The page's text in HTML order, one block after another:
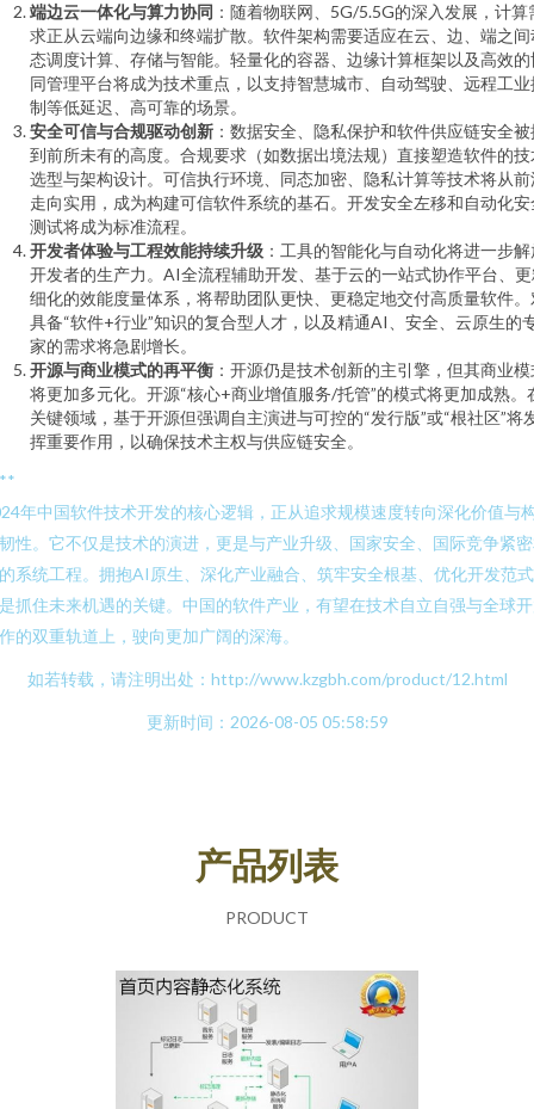
端边云一体化与算力协同 ：随着物联网、5G/5.5G的深入发展，计算
求正从云端向边缘和终端扩散。软件架构需要适应在云、边、端之间
态调度计算、存储与智能。轻量化的容器、边缘计算框架以及高效的
同管理平台将成为技术重点，以支持智慧城市、自动驾驶、远程工业
制等低延迟、高可靠的场景。
安全可信与合规驱动创新 ：数据安全、隐私保护和软件供应链安全
到前所未有的高度。合规要求（如数据出境法规）直接塑造软件的技
选型与架构设计。可信执行环境、同态加密、隐私计算等技术将从前
走向实用，成为构建可信软件系统的基石。开发安全左移和自动化安
测试将成为标准流程。
开发者体验与工程效能持续升级 ：工具的智能化与自动化将进一步
开发者的生产力。AI全流程辅助开发、基于云的一站式协作平台、
细化的效能度量体系，将帮助团队更快、更稳定地交付高质量软件。
具备“软件+行业”知识的复合型人才，以及精通AI、安全、云原生的
家的需求将急剧增长。
开源与商业模式的再平衡 ：开源仍是技术创新的主引擎，但其商业
将更加多元化。开源“核心+商业增值服务/托管”的模式将更加成熟。
关键领域，基于开源但强调自主演进与可控的“发行版”或“根社区”将
挥重要作用，以确保技术主权与供应链安全。
年中国软件技术开发的核心逻辑，正从追求规模速度转向深化价值与
性。它不仅是技术的演进，更是与产业升级、国家安全、国际竞争紧
系统工程。拥抱AI原生、深化产业融合、筑牢安全根基、优化开发范
抓住未来机遇的关键。中国的软件产业，有望在技术自立自强与全球
的双重轨道上，驶向更加广阔的深海。
如若转载，请注明出处：http://www.kzgbh.com/product/12.html
更新时间：2026-08-05 05:58:59
产品列表
PRODUCT